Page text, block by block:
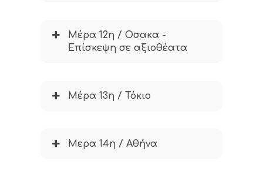
Μέρα 12η / Οσακα -
Επίσκεψη σε αξιοθέατα
Μέρα 13η / Τόκιο
Μερα 14η / Αθήνα